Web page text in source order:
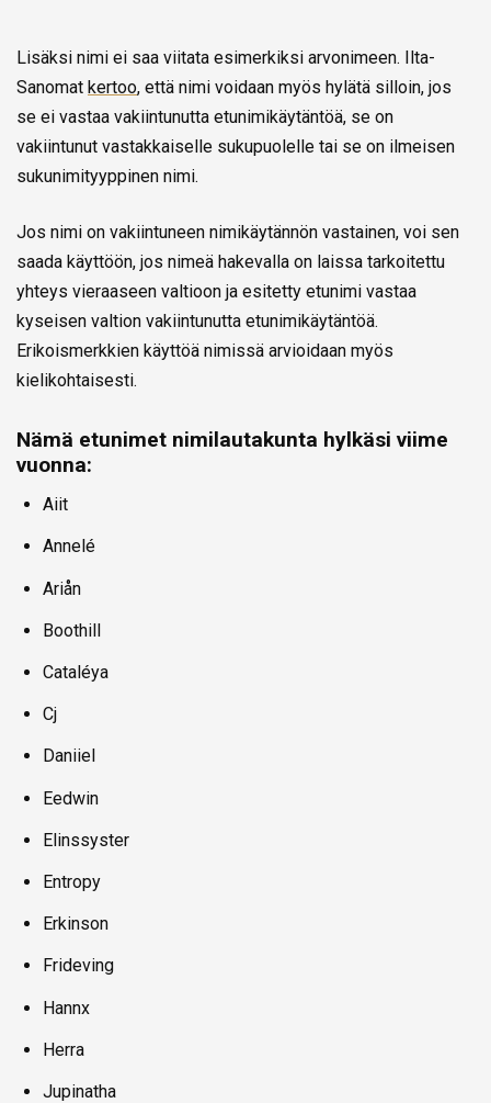
Lisäksi nimi ei saa viitata esimerkiksi arvonimeen. Ilta-
Sanomat kertoo, että nimi voidaan myös hylätä silloin, jos
se ei vastaa vakiintunutta etunimikäytäntöä, se on
vakiintunut vastakkaiselle sukupuolelle tai se on ilmeisen
sukunimityyppinen nimi.
Jos nimi on vakiintuneen nimikäytännön vastainen, voi sen
saada käyttöön, jos nimeä hakevalla on laissa tarkoitettu
yhteys vieraaseen valtioon ja esitetty etunimi vastaa
kyseisen valtion vakiintunutta etunimikäytäntöä.
Erikoismerkkien käyttöä nimissä arvioidaan myös
kielikohtaisesti.
Nämä etunimet nimilautakunta hylkäsi viime
vuonna:
Aiit
Annelé
Ariån
Boothill
Cataléya
Cj
Daniiel
Eedwin
Elinssyster
Entropy
Erkinson
Frideving
Hannx
Herra
Jupinatha